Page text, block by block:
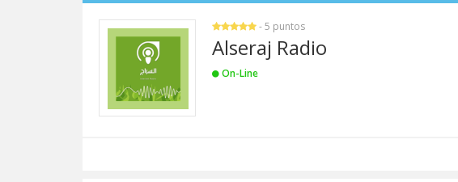
- 5 puntos
Alseraj Radio
On-Line